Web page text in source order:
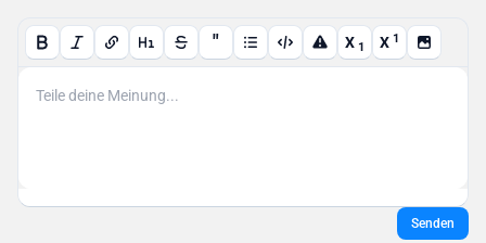
" X 1 X 1
Senden